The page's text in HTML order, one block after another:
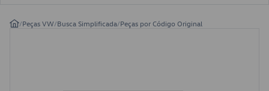
/Peças VW/Busca Simplificada/Peças por Código Original